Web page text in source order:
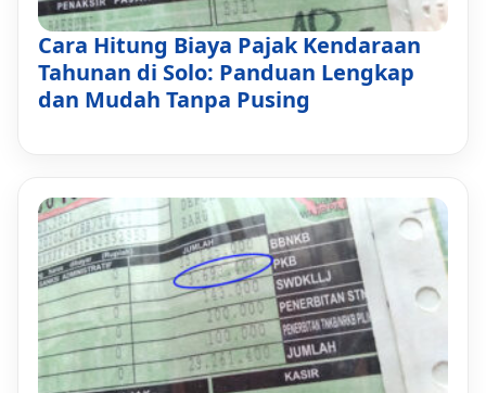
Cara Hitung Biaya Pajak Kendaraan
Tahunan di Solo: Panduan Lengkap
dan Mudah Tanpa Pusing